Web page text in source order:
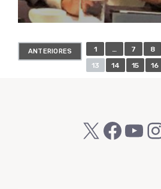
Paginación
ANTERIORES 1 … 7 8
13
14 15 16
X